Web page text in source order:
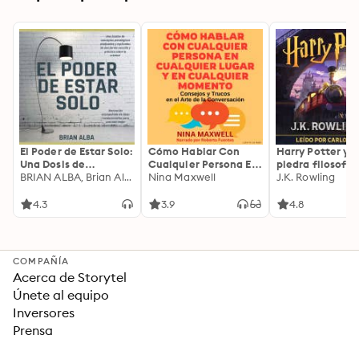
El Poder de Estar Solo:
Una Dosis de
Motivación
Ideas Revolucionarias
BRIAN ALBA, Brian Alba
4.3
Cómo Hablar Con
Cualquier Persona En
Cualquier Lugar Y En
Nina Maxwell
3.9
Harry Potter y
piedra filosofal
J.K. Rowling
4.8
COMPAÑÍA
Acerca de Storytel
Únete al equipo
Inversores
Prensa